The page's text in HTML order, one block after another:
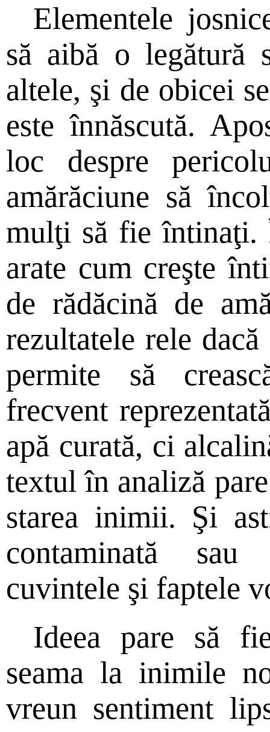
Elementele
să aibă o legătură
altele, şi de obicei
este înnăscută.
loc despre
amărăciune să
mulţi să fie întinaţi.
arate cum creşte
de rădăcină de
rezultatele rele
permite să
frecvent
apă curată, ci
textul în analiză
starea inimii. Şi
contaminată sau
cuvintele şi faptele
Ideea pare să
seama la inimile
vreun sentiment